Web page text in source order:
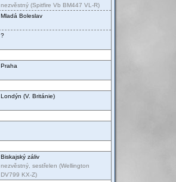
nezvěstný (Spitfire Vb BM447 VL-R)
Mladá Boleslav
?
Praha
Londýn (V. Británie)
Biskajský záliv
nezvěstný, sestřelen (Wellington
DV799 KX-Z)